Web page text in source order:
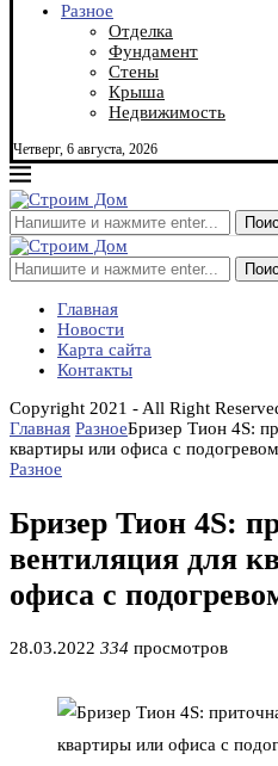
Разное
Отделка
Фундамент
Стены
Крыша
Недвижимость
Четверг, 6 августа, 2026
Главная
Новости
Карта сайта
Контакты
Copyright 2021 - All Right
Главная РазноеБризер Тион 4S:
квартиры или офиса с
Разное
Бризер Тион 4S:
вентиляция для
офиса с
28.03.2022 334 просмотров